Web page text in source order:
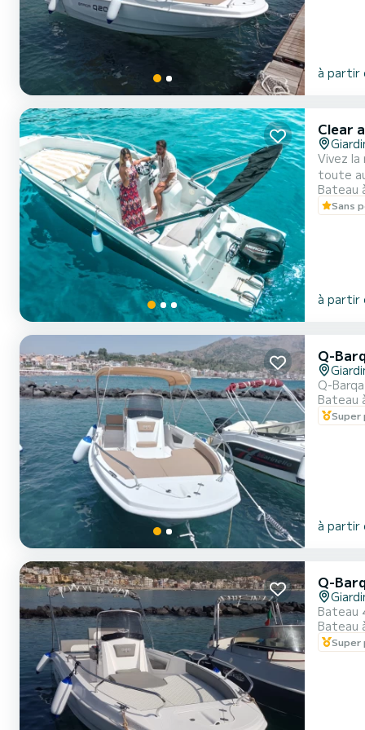
à partir
Clear
Vivez
toute
vous
bateau
Bateau
Sans
à partir
Q-
Q-
Bateau
à partir
Q-
Bateau
Bateau